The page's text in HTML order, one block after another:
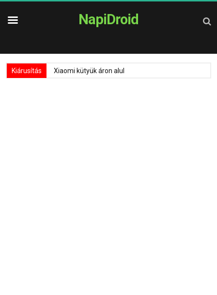
NapiDroid
Kiárusítás Xiaomi kütyük áron alul